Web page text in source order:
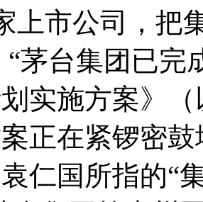
上市公司，把
“茅台集团已完
实施方案》
正在紧锣密
仁国所指的“